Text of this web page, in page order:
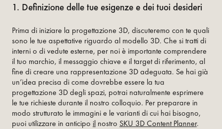
1. Definizione delle tue esigenze e dei tuoi desideri
Prima di iniziare la progettazione 3D, discuteremo con te quali
sono le tue aspettative riguardo al modello 3D. Che si tratti di
interni o di vedute esterne, per noi è importante comprendere
il tuo marchio, il messaggio chiave e il target di riferimento, al
fine di creare una rappresentazione 3D adeguata. Se hai già
un’idea precisa di come dovrebbe essere la tua
progettazione 3D degli spazi, potrai naturalmente esprimere
le tue richieste durante il nostro colloquio. Per preparare in
modo strutturato le immagini e le varianti di cui hai bisogno,
puoi utilizzare in anticipo il nostro SKU 3D Content Planner.